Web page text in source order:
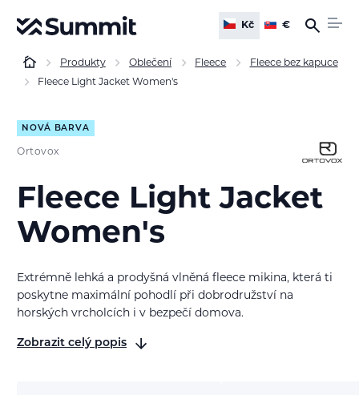
Kč €
Produkty Oblečení Fleece
Fleece bez kapuce
Fleece Light Jacket Women's
NOVÁ BARVA
Ortovox
Fleece Light Jacket
Women's
Extrémně lehká a prodyšná vlněná fleece mikina, která ti
poskytne maximální pohodlí při dobrodružství na
horských vrcholcích i v bezpečí domova.
Zobrazit celý popis